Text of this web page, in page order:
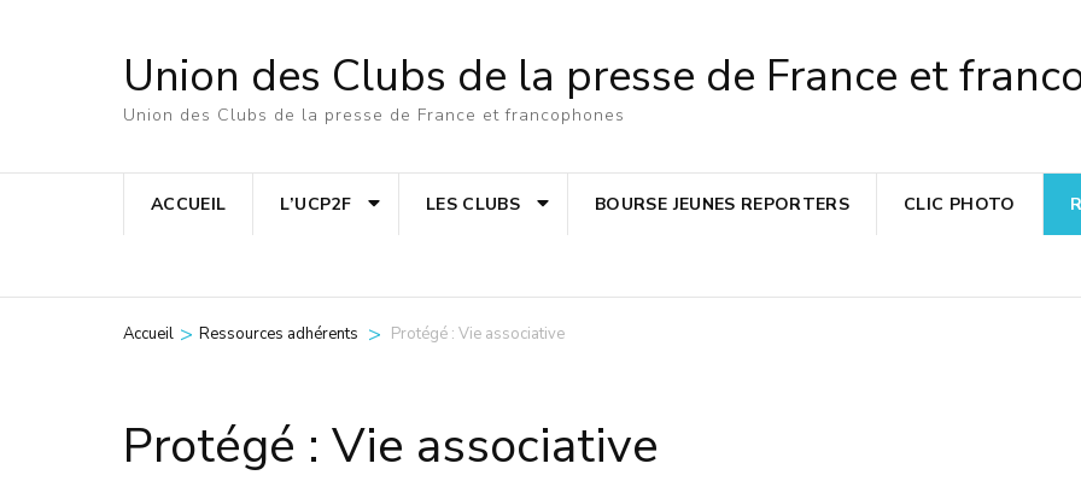
Entrée)
Union des Clubs de la presse de France et
Union des Clubs de la presse de France et francophones
ACCUEIL L’UCP2F LES CLUBS BOURSE JEUNES REPORTERS CLIC PHOTO
Accueil > Ressources adhérents > Protégé : Vie associative
Protégé : Vie associative